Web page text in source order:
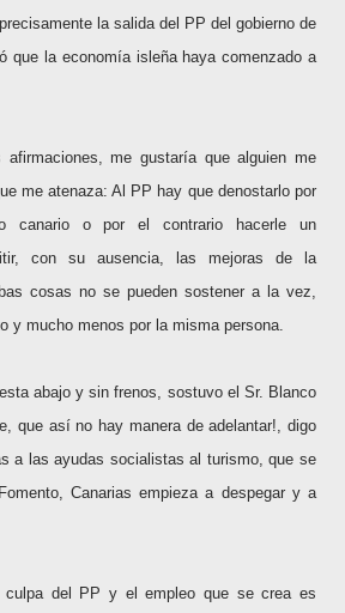
la salida del PP del gobierno de
que la economía isleña haya comenzado a
me gustaría que alguien me
me atenaza: Al PP hay que denostarlo por
canario o por el contrario hacerle un
con su ausencia, las mejoras de la
cosas no se pueden sostener a la vez,
y mucho menos por la misma persona.
abajo y sin frenos, sostuvo el Sr. Blanco
que así no hay manera de adelantar!, digo
a las ayudas socialistas al turismo, que se
Canarias empieza a despegar y a
del PP y el empleo que se crea es